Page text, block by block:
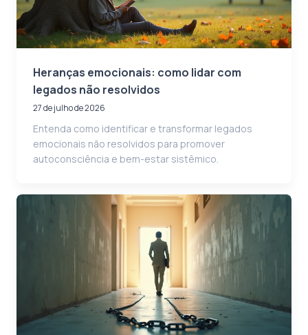
Heranças emocionais: como lidar com
legados não resolvidos
27 de julho de 2026
Entenda como identificar e transformar legados
emocionais não resolvidos para promover
autoconsciência e bem-estar sistêmico.